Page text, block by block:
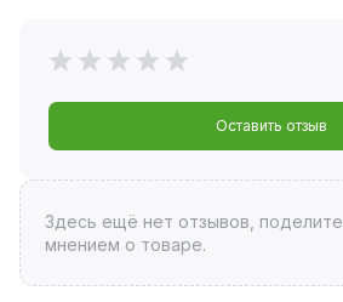
Оставить отзыв
Здесь ещё нет отзывов,
мнением о товаре.